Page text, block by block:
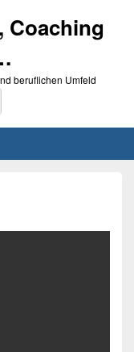
Coaching
beruflichen Umfeld